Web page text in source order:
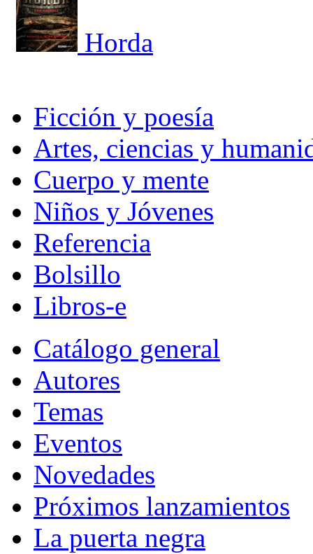
Horda
Ficción y poesía
Artes, ciencias y
Cuerpo y mente
Niños y Jóvenes
Referencia
Bolsillo
Libros-e
Catálogo general
Autores
Temas
Eventos
Novedades
Próximos lanzamientos
La puerta negra